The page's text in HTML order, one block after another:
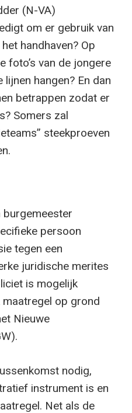
(N-VA)
om er gebruik van
handhaven? Op
foto’s van de jongere
hangen? En dan
betrappen zodat er
Somers zal
steekproeven
burgemeester
persoon
tegen een
juridische merites
is mogelijk
op grond
Nieuwe
nodig,
instrument is en
Net als de